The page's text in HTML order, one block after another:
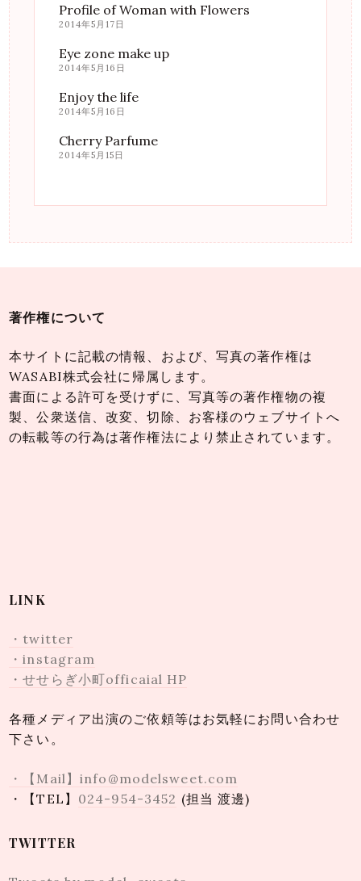
Profile of Woman with Flowers
2014年5月17日
Eye zone make up
2014年5月16日
Enjoy the life
2014年5月16日
Cherry Parfume
2014年5月15日
著作権について
本サイトに記載の情報、および、写真の著作権は
WASABI株式会社に帰属します。
書面による許可を受けずに、写真等の著作権物の複
製、公衆送信、改変、切除、お客様のウェブサイトへ
の転載等の行為は著作権法により禁止されています。
LINK
・twitter
・instagram
・せせらぎ小町officaial HP
各種メディア出演のご依頼等はお気軽にお問い合わせ
下さい。
・【Mail】info@modelsweet.com
・【TEL】 024-954-3452 (担当 渡邊)
TWITTER